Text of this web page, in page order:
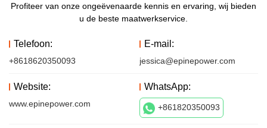
Profiteer van onze ongeëvenaarde kennis en ervaring, wij bieden
u de beste maatwerkservice.
Telefoon:
+8618620350093
E-mail:
jessica@epinepower.com
Website:
www.epinepower.com
WhatsApp:
+861820350093